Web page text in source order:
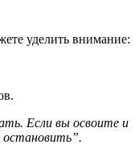
уделить внимание:
Если вы освоите и
остановить”.